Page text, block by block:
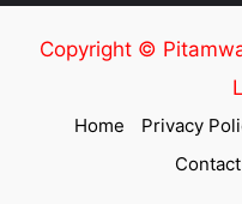
Copyright ©
Home Privacy